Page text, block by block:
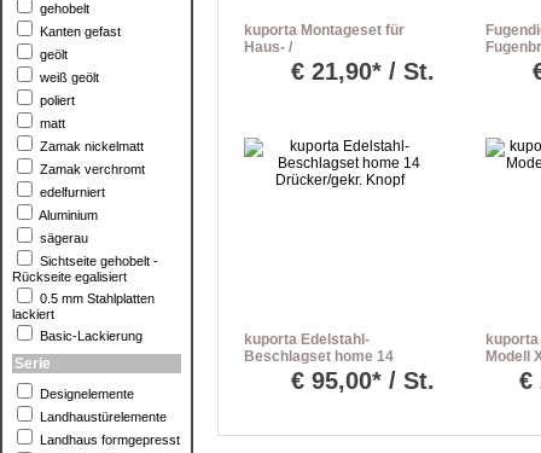
kuporta Montageset für
Haus- /
Nebeneingangstüren inkl.
Befestigungset
€ 21,90* / St.
kuporta Edelstahl-
Beschlagset home 14
Drücker/gekr. Knopf
€ 95,00* / St.
Modell
weiss€
gehobelt
Kanten gefast
geölt
weiß geölt
poliert
matt
Zamak nickelmatt
Zamak verchromt
edelfurniert
Aluminium
sägerau
Sichtseite gehobelt -
Rückseite egalisiert
0.5 mm Stahlplatten
lackiert
Basic-Lackierung
Serie
Designelemente
Landhaustürelemente
Landhaus formgepresst